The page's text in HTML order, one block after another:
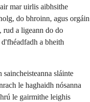
mar uirlis aibhsithe
do bhroinn, agus orgáin
rud a ligeann do do
a bheith
sláinte
le haghaidh nósanna
le gairmithe leighis